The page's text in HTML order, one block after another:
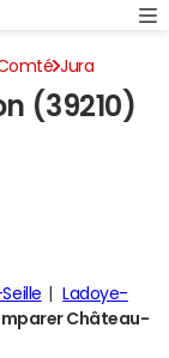
Jura
(39210)
Ladoye-
Château-